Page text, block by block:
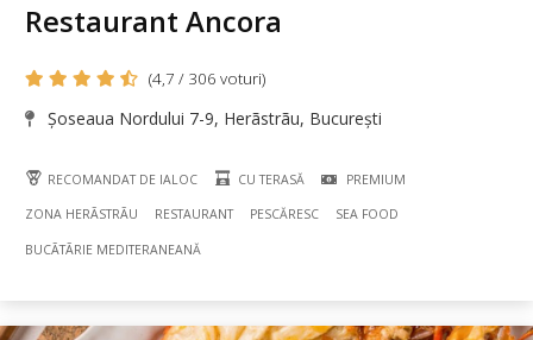
Restaurant Ancora
(4,7 / 306 voturi)
Șoseaua Nordului 7-9, Herãstrãu, București
RECOMANDAT DE IALOC CU TERASĂ PREMIUM
ZONA HERÃSTRÃU RESTAURANT PESCĂRESC SEA FOOD
BUCÃTÃRIE MEDITERANEANĂ